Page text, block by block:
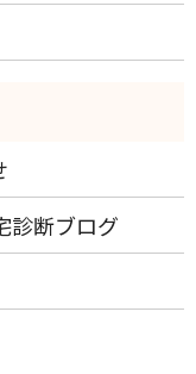
診断ブログ